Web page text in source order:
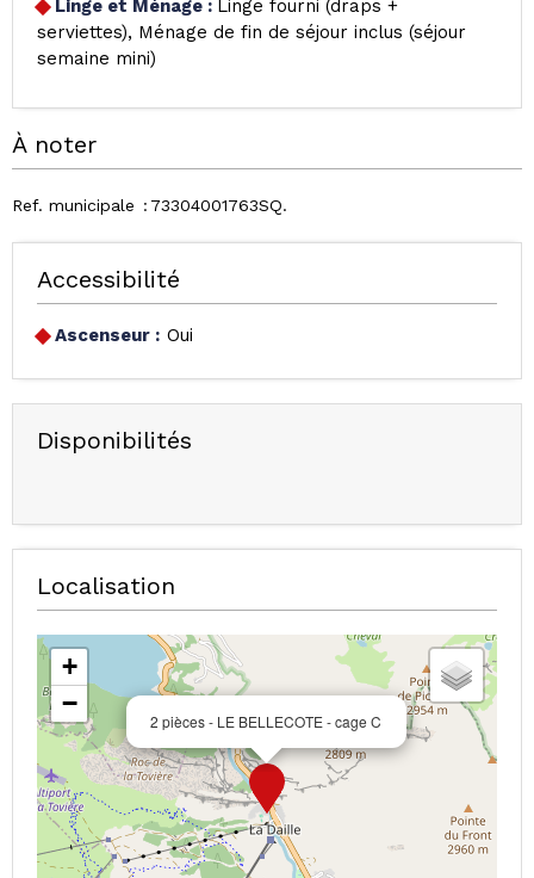
Linge et Ménage : Linge fourni (draps +
serviettes)
Ménage de fin de séjour inclus (séjour
semaine mini)
À noter
Ref. municipale 73304001763SQ
Accessibilité
Ascenseur : Oui
Disponibilités
Localisation
2 pièces - LE BELLECOTE - cage C
+
−